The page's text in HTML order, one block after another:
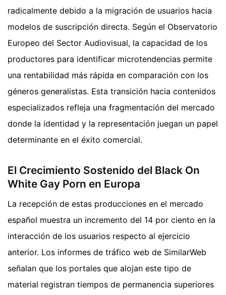
radicalmente debido a la migración de usuarios hacia
modelos de suscripción directa. Según el Observatorio
Europeo del Sector Audiovisual, la capacidad de los
productores para identificar microtendencias permite
una rentabilidad más rápida en comparación con los
géneros generalistas. Esta transición hacia contenidos
especializados refleja una fragmentación del mercado
donde la identidad y la representación juegan un papel
determinante en el éxito comercial.
El Crecimiento Sostenido del Black On
White Gay Porn en Europa
La recepción de estas producciones en el mercado
español muestra un incremento del 14 por ciento en la
interacción de los usuarios respecto al ejercicio
anterior. Los informes de tráfico web de SimilarWeb
señalan que los portales que alojan este tipo de
material registran tiempos de permanencia superiores